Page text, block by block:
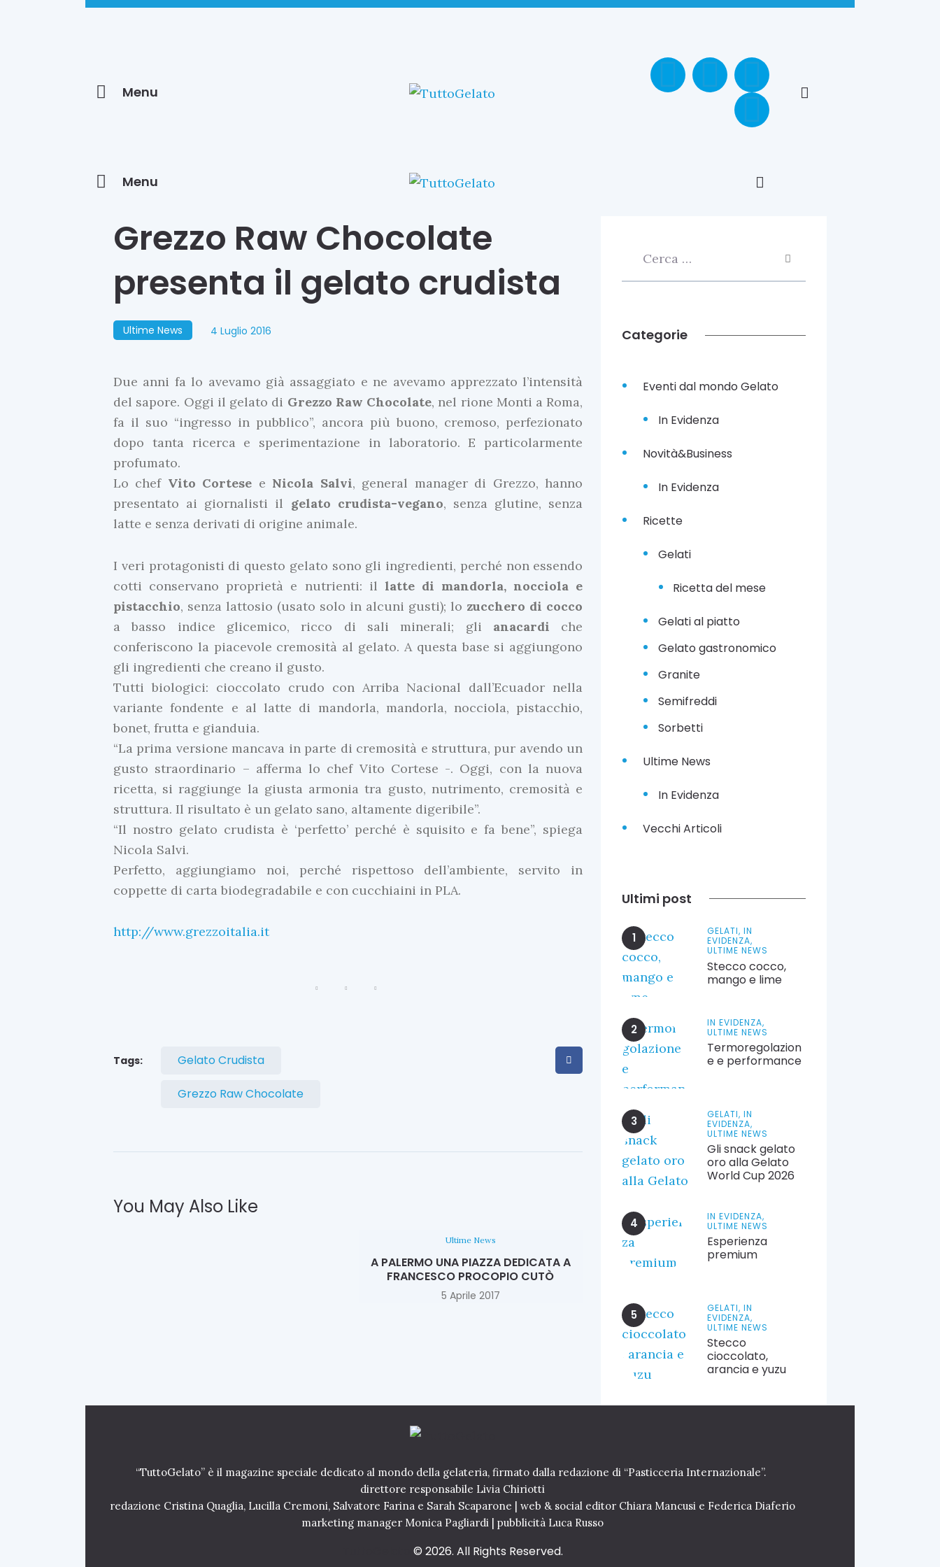
Menu
Menu
Grezzo Raw Chocolate
presenta il gelato crudista
Ultime News 4 Luglio 2016
Due anni fa lo avevamo già assaggiato e ne avevamo apprezzato l’intensità
del sapore. Oggi il gelato di Grezzo Raw Chocolate, nel rione Monti a Roma,
fa il suo “ingresso in pubblico”, ancora più buono, cremoso, perfezionato
dopo tanta ricerca e sperimentazione in laboratorio. E particolarmente
profumato.
Lo chef Vito Cortese e Nicola Salvi, general manager di Grezzo, hanno
presentato ai giornalisti il gelato crudista-vegano, senza glutine, senza
latte e senza derivati di origine animale.
I veri protagonisti di questo gelato sono gli ingredienti, perché non essendo
cotti conservano proprietà e nutrienti: il latte di mandorla, nocciola e
pistacchio, senza lattosio (usato solo in alcuni gusti); lo zucchero di cocco
a basso indice glicemico, ricco di sali minerali; gli anacardi che
conferiscono la piacevole cremosità al gelato. A questa base si aggiungono
gli ingredienti che creano il gusto.
Tutti biologici: cioccolato crudo con Arriba Nacional dall’Ecuador nella
variante fondente e al latte di mandorla, mandorla, nocciola, pistacchio,
bonet, frutta e gianduia.
“La prima versione mancava in parte di cremosità e struttura, pur avendo un
gusto straordinario – afferma lo chef Vito Cortese -. Oggi, con la nuova
ricetta, si raggiunge la giusta armonia tra gusto, nutrimento, cremosità e
struttura. Il risultato è un gelato sano, altamente digeribile”.
“Il nostro gelato crudista è ‘perfetto’ perché è squisito e fa bene”, spiega
Nicola Salvi.
Perfetto, aggiungiamo noi, perché rispettoso dell’ambiente, servito in
coppette di carta biodegradabile e con cucchiaini in PLA.
http://www.grezzoitalia.it
Tags: Gelato Crudista
Grezzo Raw Chocolate
You May Also Like
I
E
v
i
d
e
n
a
U
t
L
e
p
r
M
r
c
Ultime News
A PALERMO UNA PIAZZA DEDICATA A
FRANCESCO PROCOPIO CUTÒ
5 Aprile 2017
Categorie
Eventi dal mondo Gelato
In Evidenza
Novità&Business
In Evidenza
Ricette
Gelati
Ricetta del mese
Gelati al piatto
Gelato gastronomico
Granite
Semifreddi
Sorbetti
Ultime News
In Evidenza
Vecchi Articoli
Ultimi post
GELATI,IN
EVIDENZA,
ULTIME NEWS
Stecco cocco,
mango e lime
IN EVIDENZA,
ULTIME NEWS
Termoregolazion
e e performance
GELATI,IN
EVIDENZA,
ULTIME NEWS
Gli snack gelato
oro alla Gelato
World Cup 2026
IN EVIDENZA,
ULTIME NEWS
Esperienza
premium
GELATI,IN
EVIDENZA,
ULTIME NEWS
Stecco
cioccolato,
arancia e yuzu
“TuttoGelato” è il magazine speciale dedicato al mondo della gelateria, firmato dalla redazione di “Pasticceria Internazionale”.
direttore responsabile Livia Chiriotti
redazione Cristina Quaglia, Lucilla Cremoni, Salvatore Farina e Sarah Scaparone | web & social editor Chiara Mancusi e Federica Diaferio
marketing manager Monica Pagliardi | pubblicità Luca Russo
© 2026. All Rights Reserved.